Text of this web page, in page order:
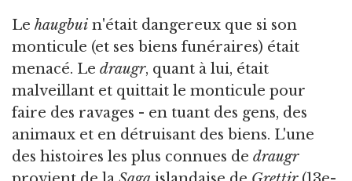
Le haugbui n'était dangereux que si son
monticule (et ses biens funéraires) était
menacé. Le draugr, quant à lui, était
malveillant et quittait le monticule pour
faire des ravages - en tuant des gens, des
animaux et en détruisant des biens. L'une
des histoires les plus connues de draugr